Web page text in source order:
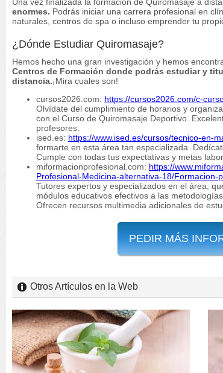
enormes. Podrás iniciar una carrera profesional en
naturales, centros de spa o incluso emprender tu
¿Dónde Estudiar Quiromasaje?
Hemos hecho una gran investigación y hemos
Centros de Formación donde podrás estudiar y
distancia.¡Mira cuales son!
cursos2026.com: https://cursos2026.com/c-
Olvídate del cumplimiento de horarios y
con el Curso de Quiromasaje Deportivo.
profesores.
ised.es: https://www.ised.es/cursos/tecnico-en-
formarte en esta área tan especializada.
Cumple con todas tus expectativas y metas
miformacionprofesional.com: https://
Profesional-Medicina-alternativa-18/
Tutores expertos y especializados en el área,
módulos educativos efectivos a las
Ofrecen recursos multimedia adicionales de
PEDIR MÁS
Otros Artículos en la Web